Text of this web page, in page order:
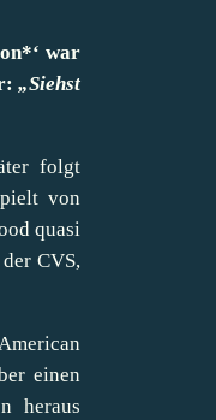
war
„Siehst
folgt
von
quasi
CVS,
einen
heraus